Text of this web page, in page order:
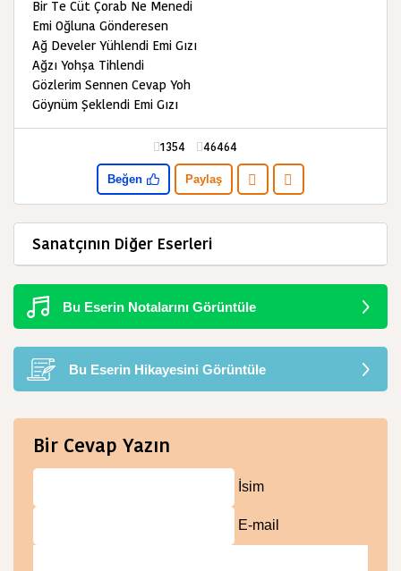
Bir Te Cüt Çorab Ne Menedi
Emi Oğluna Gönderesen
Ağ Develer Yühlendi Emi Gızı
Ağzı Yohşa Tihlendi
Gözlerim Sennen Cevap Yoh
Göynüm Şeklendi Emi Gızı
1354 46464
Beğen Paylaş
Sanatçının Diğer Eserleri
Bu Eserin Notalarını Görüntüle
Bu Eserin Hikayesini Görüntüle
Bir Cevap Yazın
İsim
E-mail